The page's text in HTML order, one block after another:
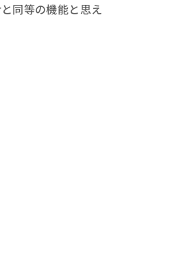
同等の機能と思え